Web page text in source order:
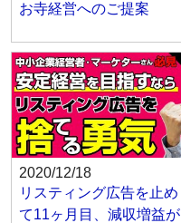
お寺経営へのご提案
2020/12/18
リスティング広告を止め
て11ヶ月目、減収増益が